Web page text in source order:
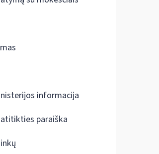
informacija
paraiška